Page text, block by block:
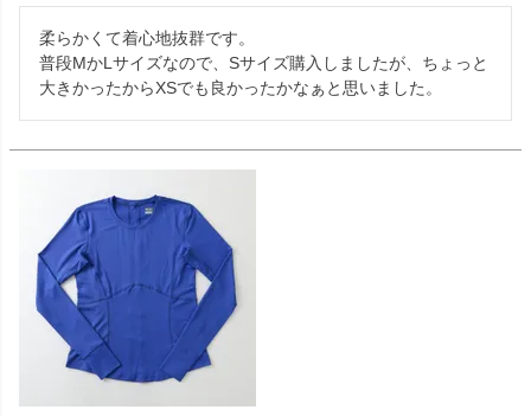
柔らかくて着心地抜群です。
普段MかLサイズなので、Sサイズ購入しましたが、ちょっと
大きかったからXSでも良かったかなぁと思いました。